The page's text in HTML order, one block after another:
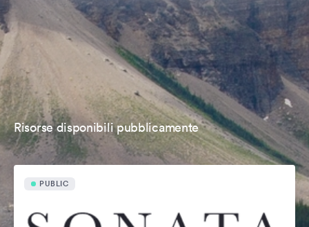
Risorse disponibili pubblicamente
PUBLIC